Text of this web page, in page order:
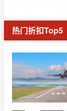
热门折扣Top5